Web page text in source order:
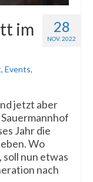
28
NOV. 2022
im
, Events,
jetzt aber
Jahr die
Wo
nun etwas
nach